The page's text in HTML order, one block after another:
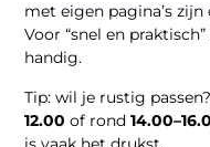
met eigen pagina’s zijn
Voor “snel en
handig.
Tip: wil je rustig
12.00 of rond